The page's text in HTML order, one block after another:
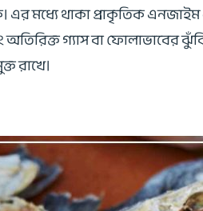
মধ্যে থাকা প্রাকৃতিক
গ্যাস বা ফোলাভাবের
রাখে।